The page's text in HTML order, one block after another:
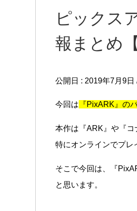
ピックス
報まとめ
公開日 : 2019年7月9日
今回は 『PixARK』の
本作は『ARK』や『コ
特にオンラインでプレ
そこで今回は、『
と思います。